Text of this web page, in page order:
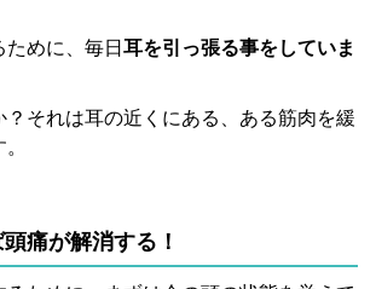
めに、毎日 耳を引っ張る事をしていま
？それは耳の近くにある、ある筋肉を緩
痛が解消する！